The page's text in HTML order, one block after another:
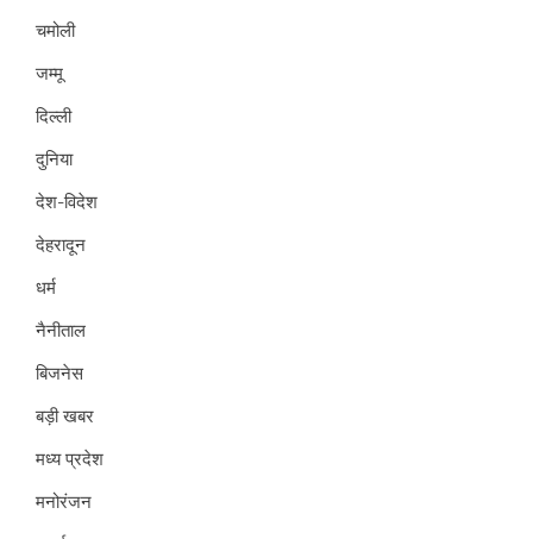
चमोली
जम्मू
दिल्ली
दुनिया
देश-विदेश
देहरादून
धर्म
नैनीताल
बिजनेस
बड़ी खबर
मध्य प्रदेश
मनोरंजन